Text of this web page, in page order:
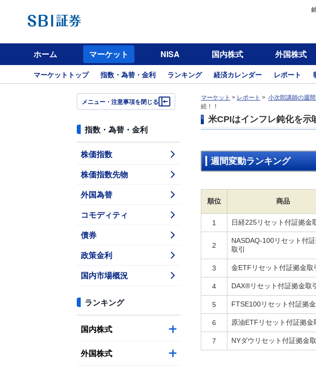
ホーム マーケット NISA 国内株式 外国株式
マーケットトップ 指数・為替・金利 ランキング 経済カレンダー レポート
メニュー・注意事項を閉じる
指数・為替・金利
株価指数
株価指数先物
外国為替
コモディティ
債券
政策金利
国内市場概況
ランキング
国内株式
外国株式
マーケット > レポート > 小次郎講師の週
続！！
米CPIはインフレ鈍化を示
週間変動ランキング
順位 商品
1 日経225リセット付証拠金
2
NASDAQ-100リセット付
取引
3 金ETFリセット付証拠金取
4 DAX®リセット付証拠金取引
5 FTSE100リセット付証拠金
6 原油ETFリセット付証拠金
7 NYダウリセット付証拠金取